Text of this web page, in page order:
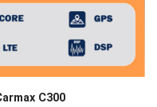
C300